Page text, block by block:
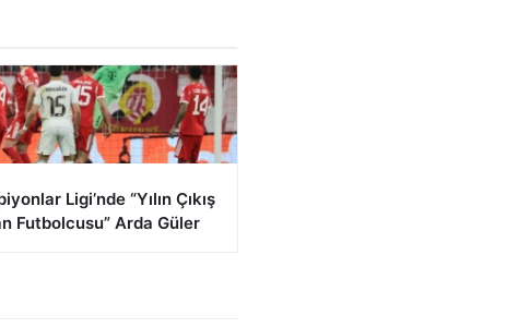
Ligi’nde “Yılın Çıkış
Futbolcusu” Arda Güler